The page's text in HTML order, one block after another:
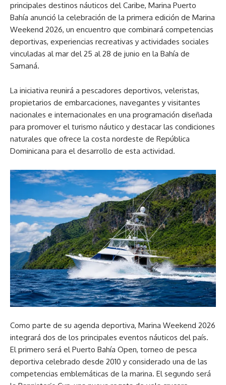
principales destinos náuticos del Caribe, Marina Puerto
Bahía anunció la celebración de la primera edición de Marina
Weekend 2026, un encuentro que combinará competencias
deportivas, experiencias recreativas y actividades sociales
vinculadas al mar del 25 al 28 de junio en la Bahía de
Samaná.
La iniciativa reunirá a pescadores deportivos, veleristas,
propietarios de embarcaciones, navegantes y visitantes
nacionales e internacionales en una programación diseñada
para promover el turismo náutico y destacar las condiciones
naturales que ofrece la costa nordeste de República
Dominicana para el desarrollo de esta actividad.
Como parte de su agenda deportiva, Marina Weekend 2026
integrará dos de los principales eventos náuticos del país.
El primero será el Puerto Bahía Open, torneo de pesca
deportiva celebrado desde 2010 y considerado una de las
competencias emblemáticas de la marina. El segundo será